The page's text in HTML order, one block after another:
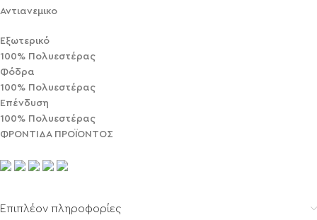
Αντιανεμικο
Εξωτερικό
100% Πολυεστέρας
Φόδρα
100% Πολυεστέρας
Επένδυση
100% Πολυεστέρας
ΦΡΟΝΤΙΔΑ ΠΡΟΪΟΝΤΟΣ
Επιπλέον πληροφορίες